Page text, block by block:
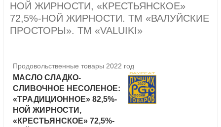
НОЙ ЖИРНОСТИ, «КРЕСТЬЯНСКОЕ»
72,5%-НОЙ ЖИРНОСТИ. ТМ «ВАЛУЙСКИЕ
ПРОСТОРЫ». ТМ «VALUIKI»
Продовольственные товары 2022 год
МАСЛО СЛАДКО-
СЛИВОЧНОЕ НЕСОЛЕНОЕ:
«ТРАДИЦИОННОЕ» 82,5%-
НОЙ ЖИРНОСТИ,
«КРЕСТЬЯНСКОЕ» 72,5%-